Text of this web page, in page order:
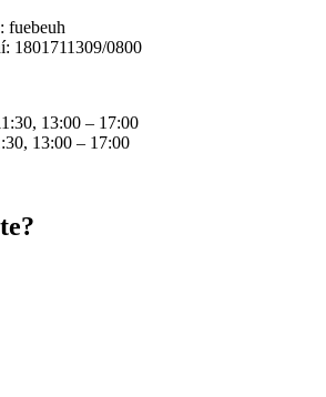
fuebeuh
1801711309/0800
13:00 – 17:00
13:00 – 17:00